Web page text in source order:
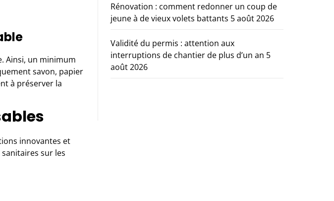
Ainsi, un minimum
savon, papier
à préserver la
innovantes et
sur les
Rénovation : comment redonner un coup de
jeune à de vieux volets battants 5 août 2026
Validité du permis : attention aux
interruptions de chantier de plus d’un an 5
août 2026